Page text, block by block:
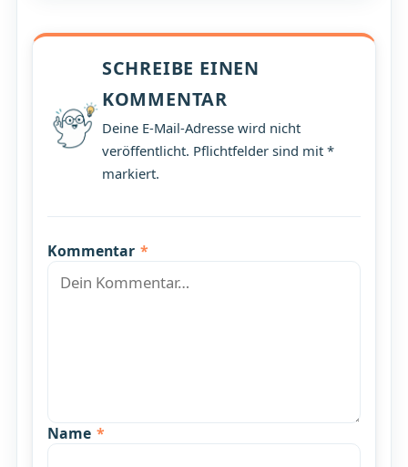
SCHREIBE EINEN
KOMMENTAR
Deine E-Mail-Adresse wird nicht
veröffentlicht. Pflichtfelder sind mit *
markiert.
Kommentar *
Name *